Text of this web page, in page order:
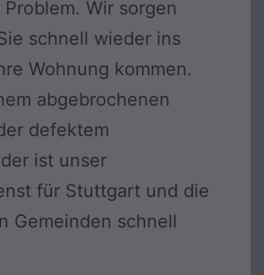
Wir sorgen
schnell wieder ins
Wohnung kommen.
abgebrochenen
defektem
ist unser
für Stuttgart und die
Gemeinden schnell